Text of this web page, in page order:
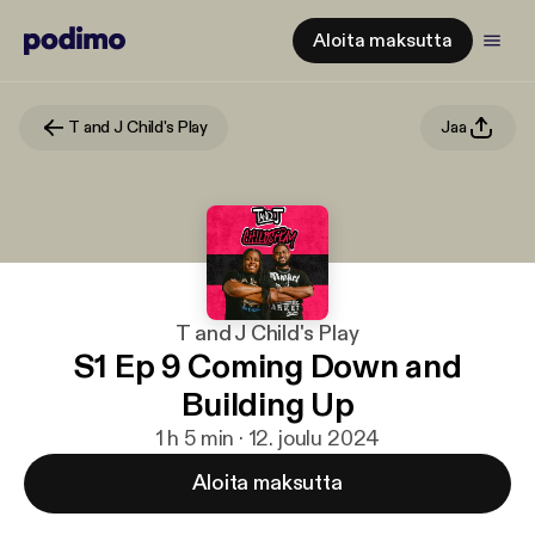
Aloita maksutta
T and J Child's Play Jaa
T and J Child's Play
S1 Ep 9 Coming Down and
Building Up
1 h 5 min · 12. joulu 2024
Aloita maksutta